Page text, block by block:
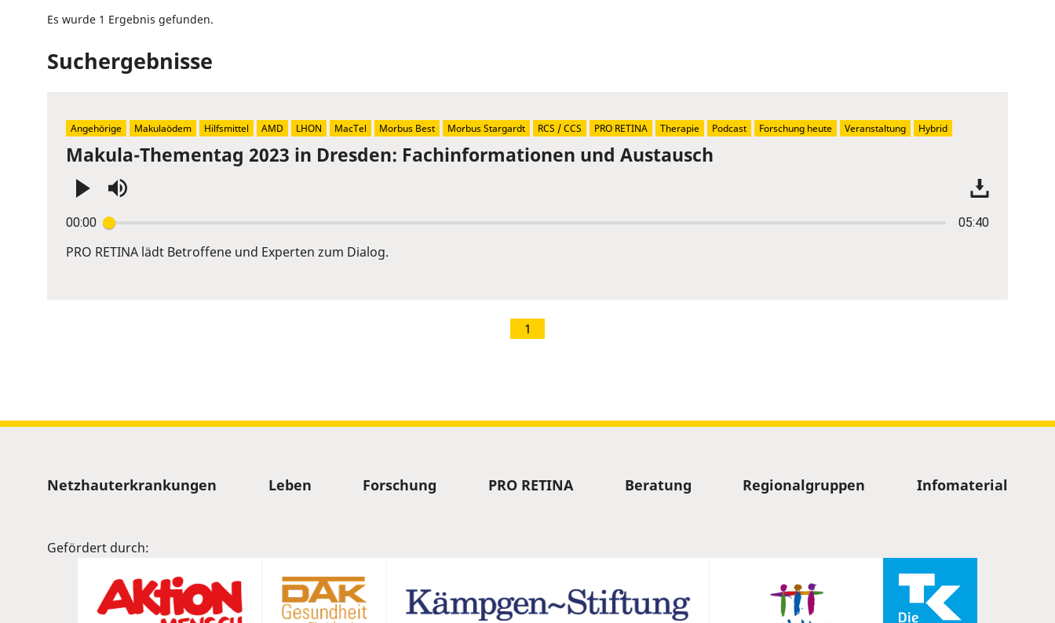
Es wurde 1 Ergebnis gefunden.
Suchergebnisse
Makula-Thementag 2023 in Dresden: Fachinformationen und Austausch
00:00 05:40
Enter
or
PRO RETINA lädt Betroffene und Experten zum Dialog.
Angehörige Makulaödem Hilfsmittel AMD LHON MacTel Morbus Best Morbus Stargardt RCS / CCS PRO RETINA Therapie Podcast Forschung heute Veranstaltung Hybrid
1
Sitemap
Netzhauterkrankungen Leben Forschung PRO RETINA Beratung Regionalgruppen Infomaterial
Gefördert durch: